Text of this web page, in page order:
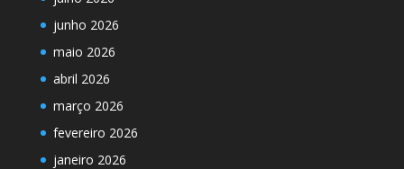
junho 2026
maio 2026
abril 2026
março 2026
fevereiro 2026
janeiro 2026